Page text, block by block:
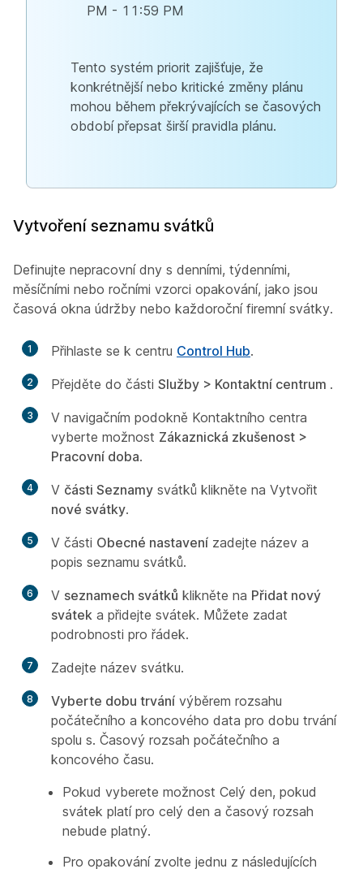
PM - 11:59 PM
Tento systém priorit zajišťuje, že
konkrétnější nebo kritické změny plánu
mohou během překrývajících se časových
období přepsat širší pravidla plánu.
Vytvoření seznamu svátků
Definujte nepracovní dny s denními, týdenními,
měsíčními nebo ročními vzorci opakování, jako jsou
časová okna údržby nebo každoroční firemní svátky.
1 Přihlaste se k centru Control Hub.
2 Přejděte do části Služby > Kontaktní centrum .
3
V navigačním podokně Kontaktního centra
vyberte možnost Zákaznická zkušenost >
Pracovní doba.
4 V části Seznamy svátků klikněte na Vytvořit
nové svátky.
5 V části Obecné nastavení zadejte název a
popis seznamu svátků.
6 V seznamech svátků klikněte na Přidat nový
svátek a přidejte svátek. Můžete zadat
podrobnosti pro řádek.
7 Zadejte název svátku.
8 Vyberte dobu trvání výběrem rozsahu
počátečního a koncového data pro dobu trvání
spolu s. Časový rozsah počátečního a
koncového času.
Pokud vyberete možnost Celý den, pokud
svátek platí pro celý den a časový rozsah
nebude platný.
Pro opakování zvolte jednu z následujících